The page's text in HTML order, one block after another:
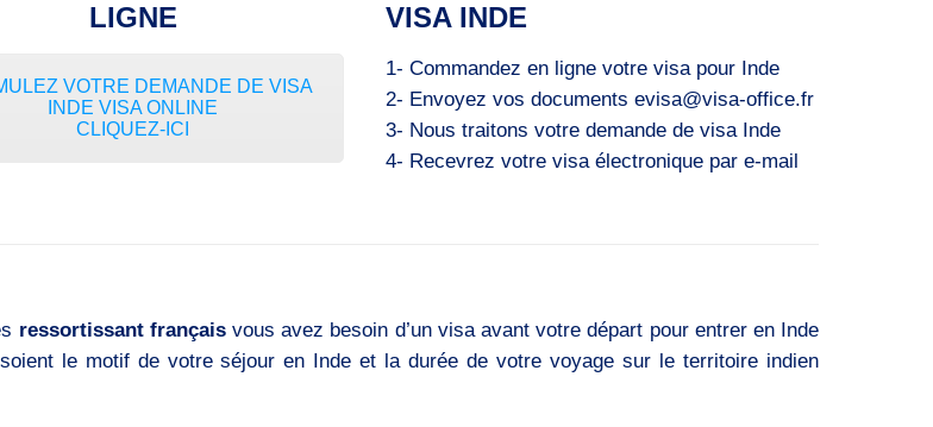
LIGNE
VOTRE DEMANDE DE VISA
INDE VISA ONLINE
CLIQUEZ-ICI
VISA INDE
1- Commandez en ligne votre visa pour Inde
2- Envoyez vos documents evisa@visa-office.fr
3- Nous traitons votre demande de visa Inde
4- Recevrez votre visa électronique par e-mail
ressortissant françaisvous avez besoin d’un visa avant votre départ pour entrer en Inde
le motif de votre séjour en Inde et la durée de votre voyage sur le territoire indien